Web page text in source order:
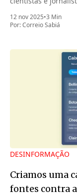
12 nov 2025•3 Min
Por:Correio Sabiá
DESINFORMAÇÃO
Criamos uma
fontes contra